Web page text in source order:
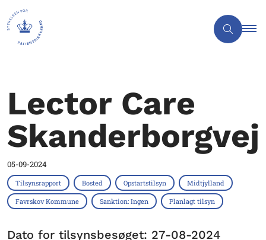
Lector Care
Skanderborgvej
05-09-2024
Tilsynsrapport Bosted Opstartstilsyn Midtjylland
Favrskov Kommune Sanktion: Ingen Planlagt tilsyn
Dato for tilsynsbesøget: 27-08-2024